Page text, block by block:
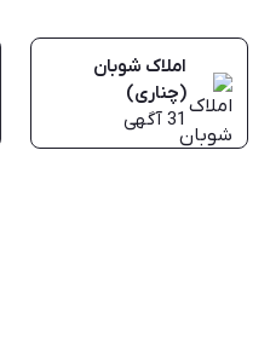
املاک شوبان
(چناری)
31 آگهی